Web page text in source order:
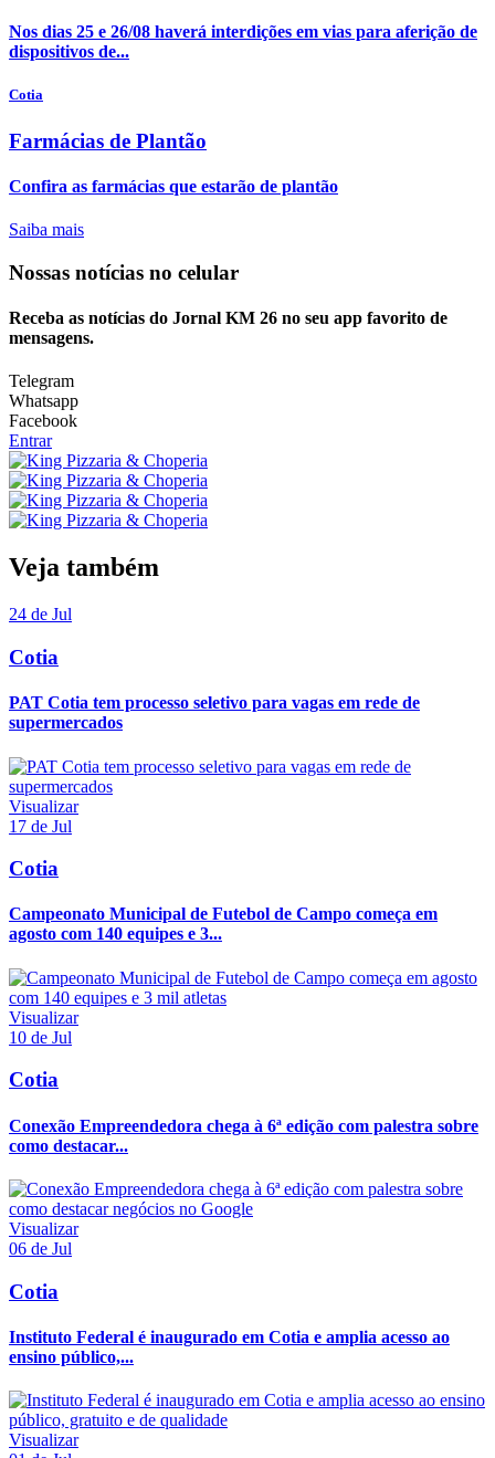
Nos dias 25 e 26/08 haverá interdições em vias para aferição de
dispositivos de...
Cotia
Farmácias de Plantão
Confira as farmácias que estarão de plantão
Saiba mais
Nossas notícias no celular
Receba as notícias do Jornal KM 26 no seu app favorito de
mensagens.
Telegram
Whatsapp
Facebook
Entrar
Veja também
24 de Jul
Cotia
PAT Cotia tem processo seletivo para vagas em rede de
supermercados
Visualizar
17 de Jul
Cotia
Campeonato Municipal de Futebol de Campo começa em
agosto com 140 equipes e 3...
Visualizar
10 de Jul
Cotia
Conexão Empreendedora chega à 6ª edição com palestra sobre
como destacar...
Visualizar
06 de Jul
Cotia
Instituto Federal é inaugurado em Cotia e amplia acesso ao
ensino público,...
Visualizar